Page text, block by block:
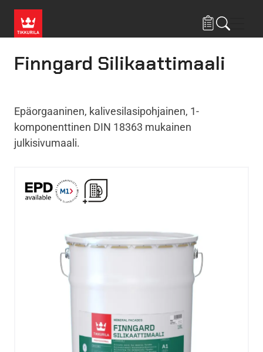
Finngard Silikaattimaali
Epäorgaaninen, kalivesilasipohjainen, 1-
komponenttinen DIN 18363 mukainen
julkisivumaali.